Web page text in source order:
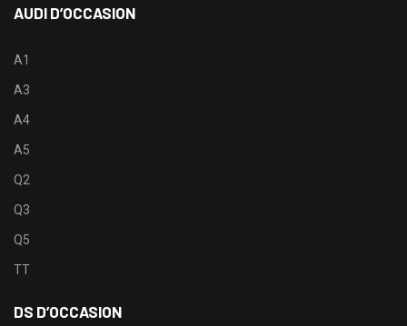
AUDI D’OCCASION
A1
A3
A4
A5
Q2
Q3
Q5
TT
DS D’OCCASION